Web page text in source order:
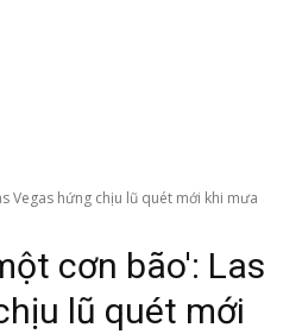
Vegas hứng chịu lũ quét mới khi mưa
cơn bão': Las
lũ quét mới